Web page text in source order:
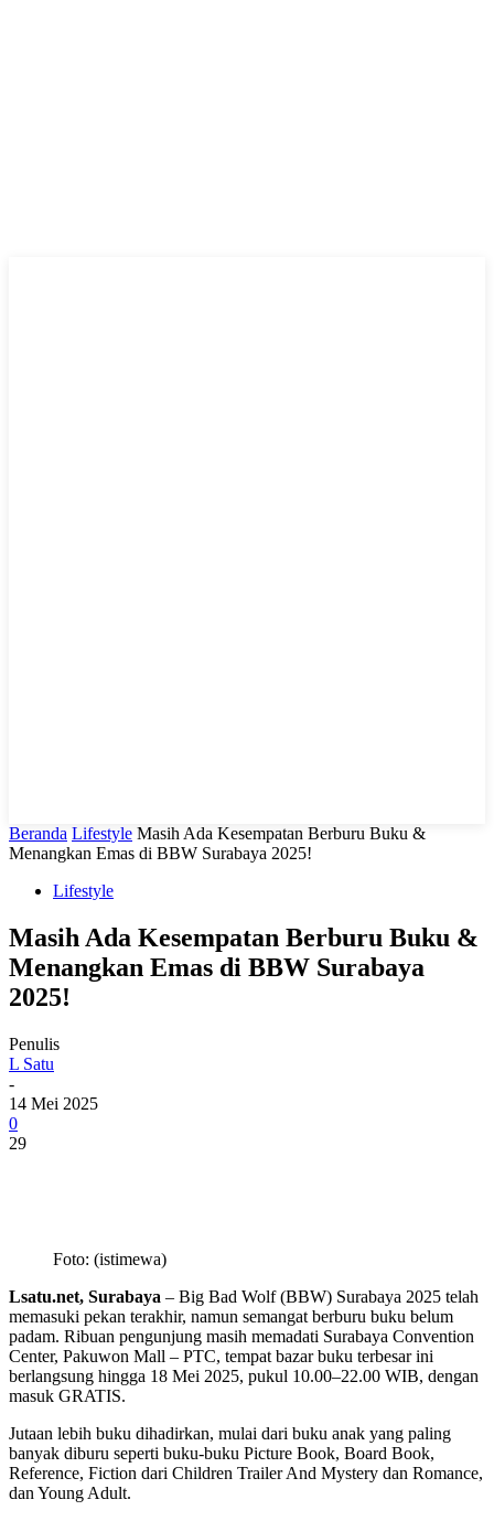
Beranda Lifestyle Masih Ada Kesempatan Berburu Buku &
Menangkan Emas di BBW Surabaya 2025!
Lifestyle
Masih Ada Kesempatan Berburu Buku &
Menangkan Emas di BBW Surabaya
2025!
Penulis
L Satu
-
14 Mei 2025
0
29
Foto: (istimewa)
Lsatu.net, Surabaya – Big Bad Wolf (BBW) Surabaya 2025 telah
memasuki pekan terakhir, namun semangat berburu buku belum
padam. Ribuan pengunjung masih memadati Surabaya Convention
Center, Pakuwon Mall – PTC, tempat bazar buku terbesar ini
berlangsung hingga 18 Mei 2025, pukul 10.00–22.00 WIB, dengan
masuk GRATIS.
Jutaan lebih buku dihadirkan, mulai dari buku anak yang paling
banyak diburu seperti buku-buku Picture Book, Board Book,
Reference, Fiction dari Children Trailer And Mystery dan Romance,
dan Young Adult.